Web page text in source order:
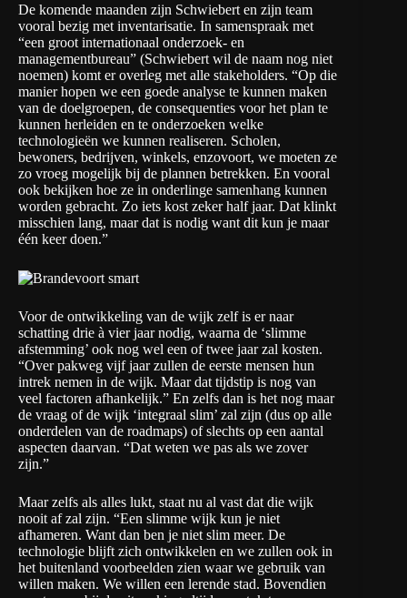
De komende maanden zijn Schwiebert en zijn team
vooral bezig met inventarisatie. In samenspraak met
“een groot internationaal onderzoek- en
managementbureau” (Schwiebert wil de naam nog niet
noemen) komt er overleg met alle stakeholders. “Op die
manier hopen we een goede analyse te kunnen maken
van de doelgroepen, de consequenties voor het plan te
kunnen herleiden en te onderzoeken welke
technologieën we kunnen realiseren. Scholen,
bewoners, bedrijven, winkels, enzovoort, we moeten ze
zo vroeg mogelijk bij de plannen betrekken. En vooral
ook bekijken hoe ze in onderlinge samenhang kunnen
worden gebracht. Zo iets kost zeker half jaar. Dat klinkt
misschien lang, maar dat is nodig want dit kun je maar
één keer doen.”
Voor de ontwikkeling van de wijk zelf is er naar
schatting drie à vier jaar nodig, waarna de ‘slimme
afstemming’ ook nog wel een of twee jaar zal kosten.
“Over pakweg vijf jaar zullen de eerste mensen hun
intrek nemen in de wijk. Maar dat tijdstip is nog van
veel factoren afhankelijk.” En zelfs dan is het nog maar
de vraag of de wijk ‘integraal slim’ zal zijn (dus op alle
onderdelen van de roadmaps) of slechts op een aantal
aspecten daarvan. “Dat weten we pas als we zover
zijn.”
Maar zelfs als alles lukt, staat nu al vast dat die wijk
nooit af zal zijn. “Een slimme wijk kun je niet
afhameren. Want dan ben je niet slim meer. De
technologie blijft zich ontwikkelen en we zullen ook in
het buitenland voorbeelden zien waar we gebruik van
willen maken. We willen een lerende stad. Bovendien